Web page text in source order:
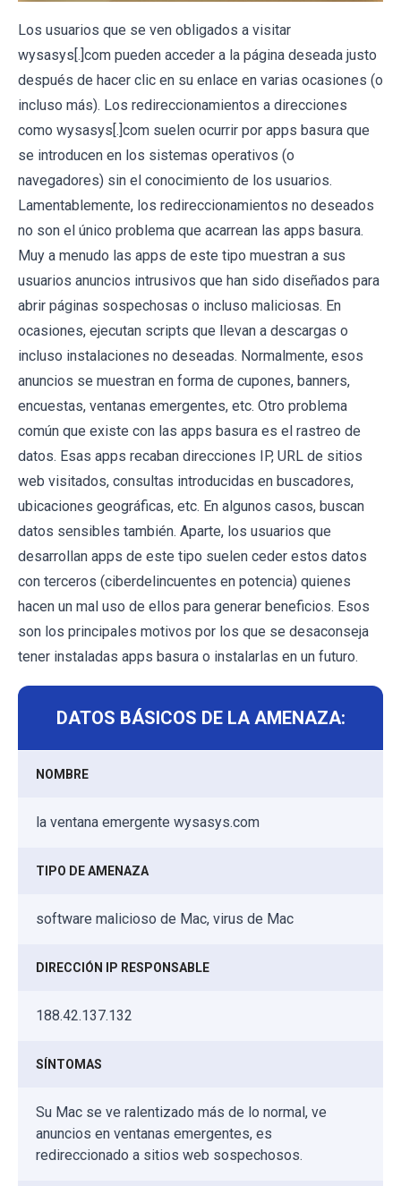
Los usuarios que se ven obligados a visitar
wysasys[.]com pueden acceder a la página deseada justo
después de hacer clic en su enlace en varias ocasiones (o
incluso más). Los redireccionamientos a direcciones
como wysasys[.]com suelen ocurrir por apps basura que
se introducen en los sistemas operativos (o
navegadores) sin el conocimiento de los usuarios.
Lamentablemente, los redireccionamientos no deseados
no son el único problema que acarrean las apps basura.
Muy a menudo las apps de este tipo muestran a sus
usuarios anuncios intrusivos que han sido diseñados para
abrir páginas sospechosas o incluso maliciosas. En
ocasiones, ejecutan scripts que llevan a descargas o
incluso instalaciones no deseadas. Normalmente, esos
anuncios se muestran en forma de cupones, banners,
encuestas, ventanas emergentes, etc. Otro problema
común que existe con las apps basura es el rastreo de
datos. Esas apps recaban direcciones IP, URL de sitios
web visitados, consultas introducidas en buscadores,
ubicaciones geográficas, etc. En algunos casos, buscan
datos sensibles también. Aparte, los usuarios que
desarrollan apps de este tipo suelen ceder estos datos
con terceros (ciberdelincuentes en potencia) quienes
hacen un mal uso de ellos para generar beneficios. Esos
son los principales motivos por los que se desaconseja
tener instaladas apps basura o instalarlas en un futuro.
DATOS BÁSICOS DE LA AMENAZA:
NOMBRE
la ventana emergente wysasys.com
TIPO DE AMENAZA
software malicioso de Mac, virus de Mac
DIRECCIÓN IP RESPONSABLE
188.42.137.132
SÍNTOMAS
Su Mac se ve ralentizado más de lo normal, ve
anuncios en ventanas emergentes, es
redireccionado a sitios web sospechosos.